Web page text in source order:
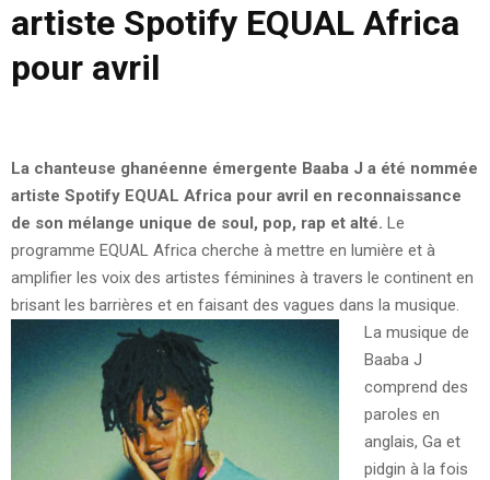
artiste Spotify EQUAL Africa
pour avril
La chanteuse ghanéenne émergente Baaba J a été nommée
artiste Spotify EQUAL Africa pour avril en reconnaissance
de son mélange unique de soul, pop, rap et alté. Le
programme EQUAL Africa cherche à mettre en lumière et à
amplifier les voix des artistes féminines à travers le continent en
brisant les barrières et en faisant des vagues dans la musique.
La musique de
Baaba J
comprend des
paroles en
anglais, Ga et
pidgin à la fois